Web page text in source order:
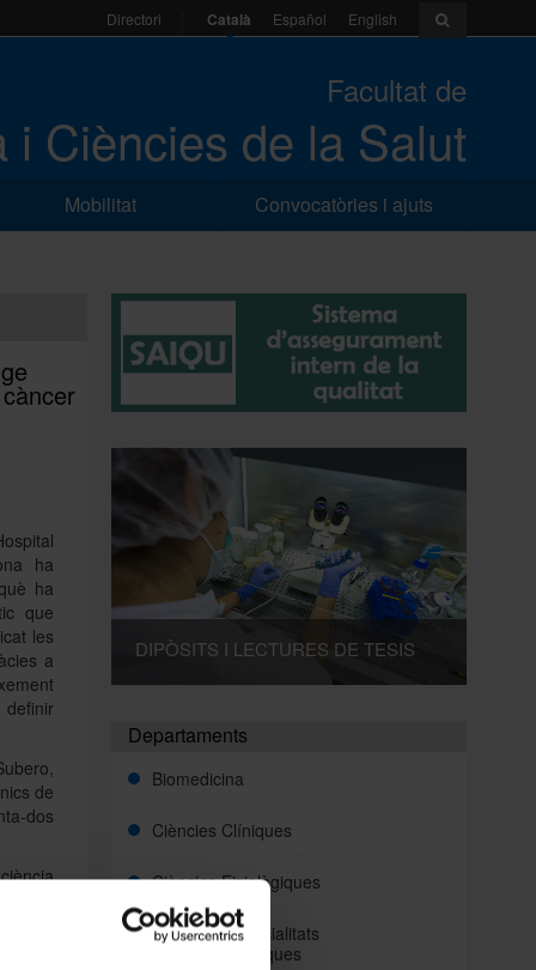
Directori Català Español English
Facultat de
i Ciències de la Salut
Mobilitat Convocatòries i ajuts
ha
ha
que
les
a
de
dos
DIPÒSITS I LECTURES DE TESIS
Departaments
Biomedicina
Ciències Clíniques
Ciències Fisiològiques
Cirurgia i Especialitats
Medicoquirúrgiques